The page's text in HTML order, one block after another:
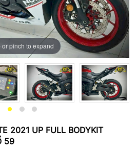
or pinch to expand
2021 UP FULL BODYKIT
59